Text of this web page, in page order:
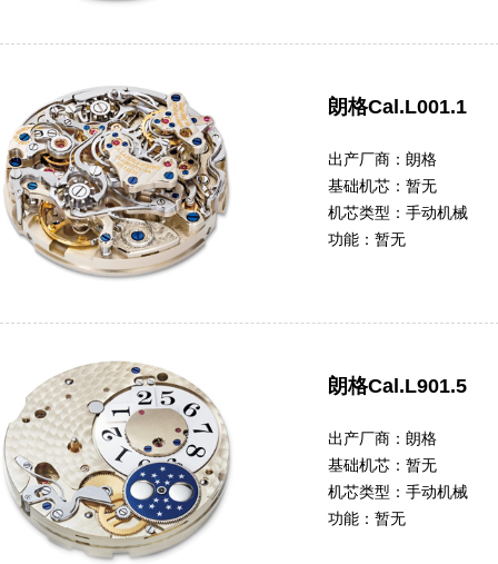
朗格Cal.L001.1
出产厂商： 朗格
基础机芯： 暂无
机芯类型： 手动机械
功能： 暂无
朗格Cal.L901.5
出产厂商： 朗格
基础机芯： 暂无
机芯类型： 手动机械
功能： 暂无